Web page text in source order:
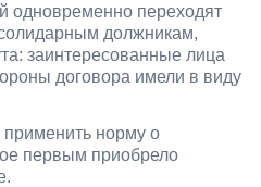
одновременно переходят
должникам,
заинтересованные лица
договора имели в виду
норму о
первым приобрело